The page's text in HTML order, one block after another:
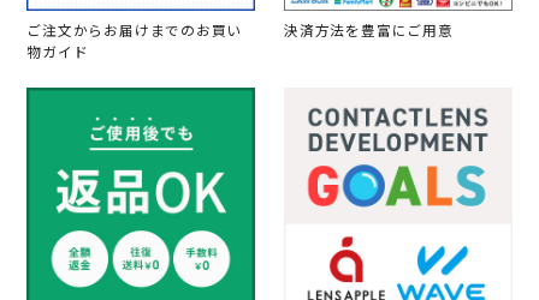
ご注文からお届けまでのお買い
物ガイド
決済方法を豊富にご用意